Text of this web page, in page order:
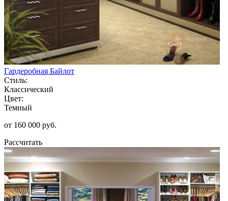
Гардеробная Байлот
Стиль:
Классический
Цвет:
Темный
от 160 000 руб.
Рассчитать